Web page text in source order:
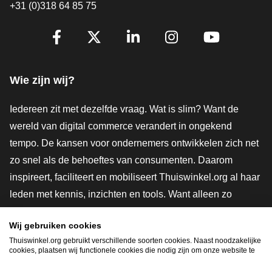
+31 (0)318 64 85 75
Volg je ons al?
Wie zijn wij?
Iedereen zit met dezelfde vraag. Wat is slim? Want de
wereld van digital commerce verandert in ongekend
tempo. De kansen voor ondernemers ontwikkelen zich net
zo snel als de behoeftes van consumenten. Daarom
inspireert, faciliteert en mobiliseert Thuiswinkel.org al haar
leden met kennis, inzichten en tools. Want alleen zo
innovatievere toekomst. Dus groei ook mee en maak
shoppen slimmer.
Wij gebruiken cookies
Thuiswinkel.org gebruikt verschillende soorten cookies. Naast noodzakelijke
cookies, plaatsen wij functionele cookies die nodig zijn om onze website te